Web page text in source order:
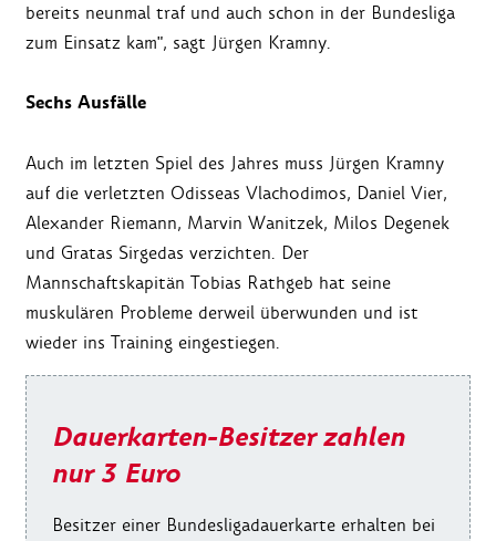
bereits neunmal traf und auch schon in der Bundesliga
zum Einsatz kam", sagt Jürgen Kramny.
Sechs Ausfälle
Auch im letzten Spiel des Jahres muss Jürgen Kramny
auf die verletzten Odisseas Vlachodimos, Daniel Vier,
Alexander Riemann, Marvin Wanitzek, Milos Degenek
und Gratas Sirgedas verzichten. Der
Mannschaftskapitän Tobias Rathgeb hat seine
muskulären Probleme derweil überwunden und ist
wieder ins Training eingestiegen.
Dauerkarten-Besitzer zahlen
nur 3 Euro
Besitzer einer Bundesligadauerkarte erhalten bei